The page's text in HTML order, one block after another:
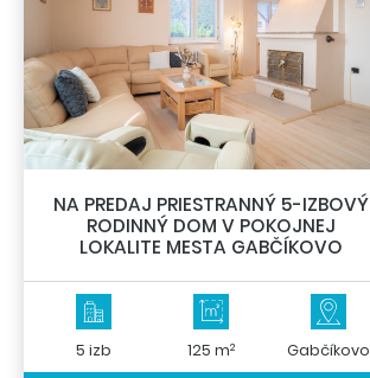
NA PREDAJ PRIESTRANNÝ 5-IZBOVÝ
RODINNÝ DOM V POKOJNEJ
LOKALITE MESTA GABČÍKOVO
5 izb 125 m2 Gabčíkovo